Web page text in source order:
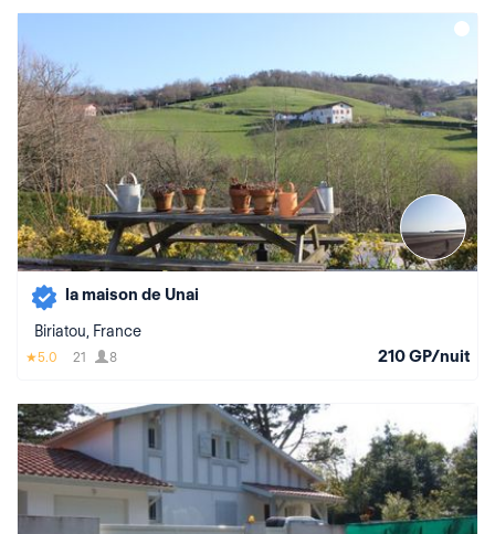
la maison de Unai
Biriatou, France
5.0 21 8 210 GP/nuit